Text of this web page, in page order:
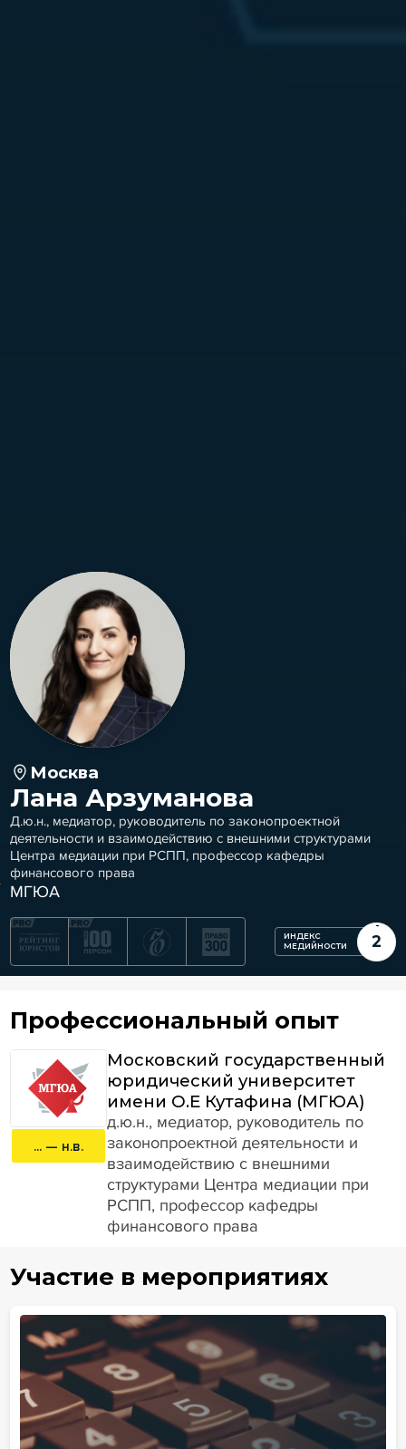
Москва
Лана Арзуманова
Д.ю.н., медиатор, руководитель по законопроектной
деятельности и взаимодействию с внешними структурами
Центра медиации при РСПП, профессор кафедры
финансового права
МГЮА
ИНДЕКС
МЕДИЙНОСТИ
2
Профессиональный опыт
... — н.в.
Московский государственный
юридический университет
имени О.Е Кутафина (МГЮА)
д.ю.н., медиатор, руководитель по
законопроектной деятельности и
взаимодействию с внешними
структурами Центра медиации при
РСПП, профессор кафедры
финансового права
Участие в мероприятиях